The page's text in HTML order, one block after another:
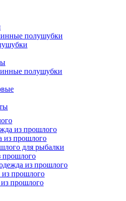
полушубки
полушубки
из прошлого
из прошлого
для рыбалки
прошлого
из прошлого
прошлого
прошлого